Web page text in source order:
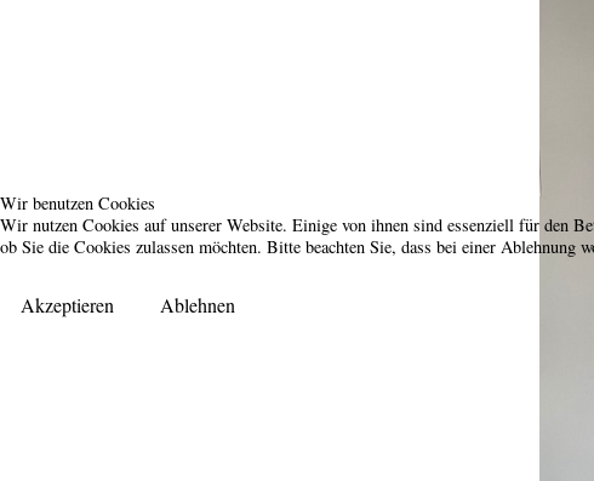
Wir benutzen Cookies
Wir nutzen Cookies auf unserer Website. Einige von ihnen sind essenziell für den
ob Sie die Cookies zulassen möchten. Bitte beachten Sie, dass bei einer
Akzeptieren Ablehnen